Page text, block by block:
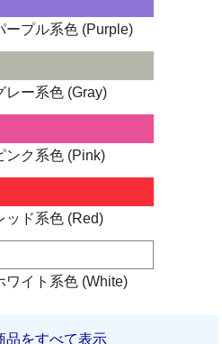
ープル系色 (Purple)
レー系色 (Gray)
ンク系色 (Pink)
ッド系色 (Red)
ワイト系色 (White)
品をすべて表示